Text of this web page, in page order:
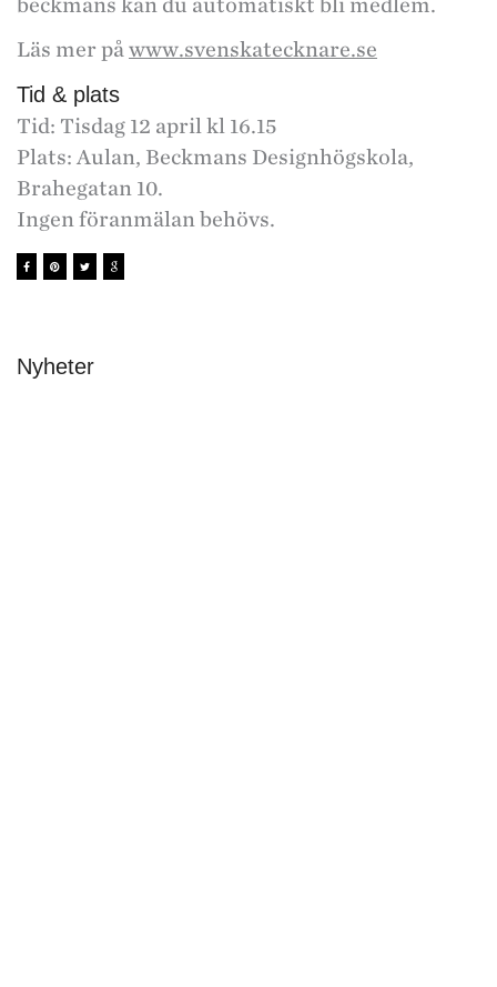
beckmans kan du automatiskt bli medlem.
Läs mer påwww.svenskatecknare.se
Tid & plats
Tid: Tisdag 12 april kl 16.15
Plats: Aulan, Beckmans Designhögskola,
Brahegatan 10.
Ingen föranmälan behövs.
Nyheter